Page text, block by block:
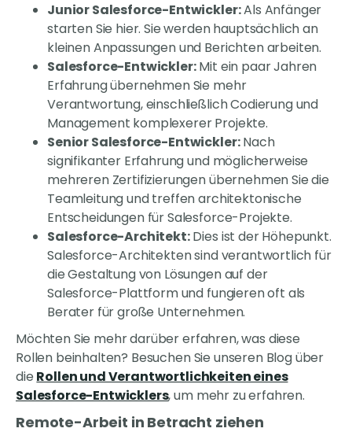
Junior Salesforce-Entwickler:Als Anfänger
starten Sie hier. Sie werden hauptsächlich an
kleinen Anpassungen und Berichten arbeiten.
Salesforce-Entwickler:Mit ein paar Jahren
Erfahrung übernehmen Sie mehr
Verantwortung, einschließlich Codierung und
Management komplexerer Projekte.
Senior Salesforce-Entwickler:Nach
signifikanter Erfahrung und möglicherweise
mehreren Zertifizierungen übernehmen Sie die
Teamleitung und treffen architektonische
Entscheidungen für Salesforce-Projekte.
Salesforce-Architekt:Dies ist der Höhepunkt.
Salesforce-Architekten sind verantwortlich für
die Gestaltung von Lösungen auf der
Salesforce-Plattform und fungieren oft als
Berater für große Unternehmen.
Möchten Sie mehr darüber erfahren, was diese
Rollen beinhalten? Besuchen Sie unseren Blog über
die Rollen und Verantwortlichkeiten eines
Salesforce-Entwicklers, um mehr zu erfahren.
Remote-Arbeit in Betracht ziehen